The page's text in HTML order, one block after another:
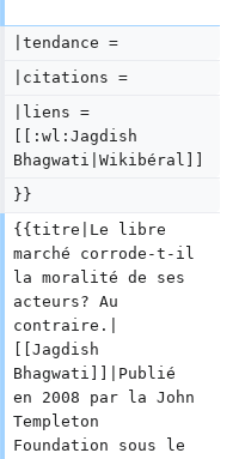
|tendance =
|citations =
|liens =
[[:wl:Jagdish
Bhagwati|Wikibéral]]
}}
{{titre|Le libre
marché corrode-t-il
la moralité de ses
acteurs? Au
contraire.|
[[Jagdish
Bhagwati]]|Publié
en 2008 par la John
Templeton
Foundation sous le